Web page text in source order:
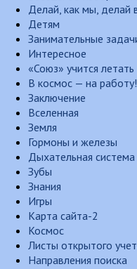
Делай, как мы, делай
Детям
Занимательные
Интересное
«Союз» учится летать
В космос — на работу!
Заключение
Вселенная
Земля
Гормоны и железы
Дыхательная система
Зубы
Знания
Игры
Карта сайта-2
Космос
Листы открытого
Направления поиска